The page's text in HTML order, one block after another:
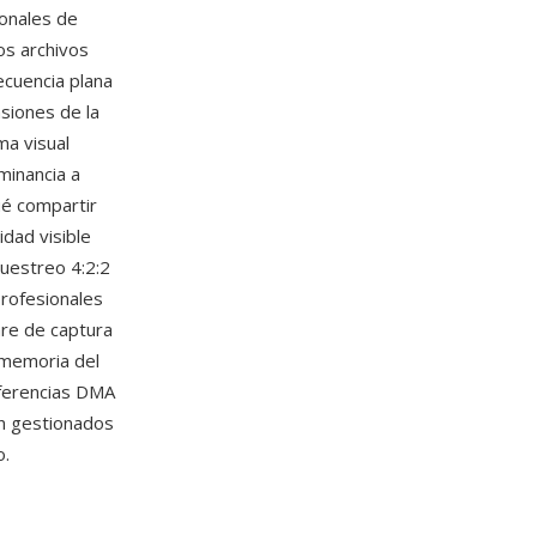
de
archivos
plana
de la
visual
a
compartir
visible
4:2:2
de captura
del
DMA
gestionados